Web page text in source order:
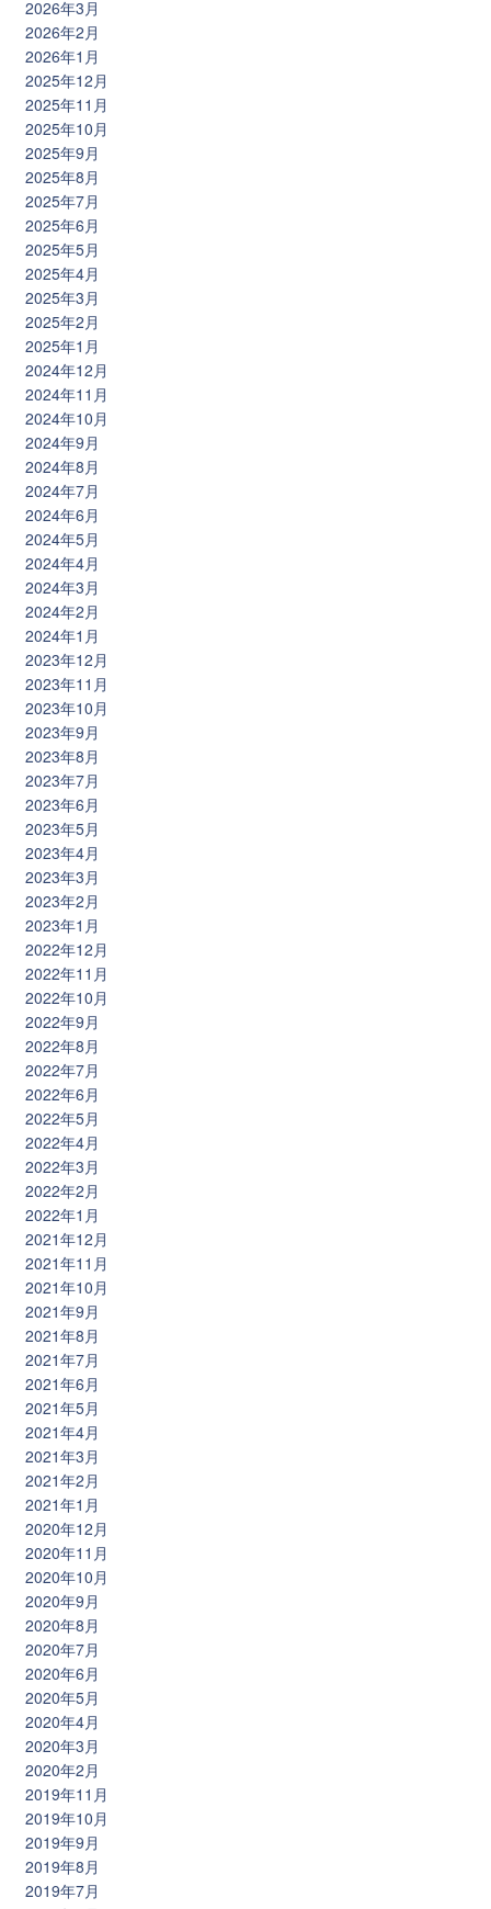
2026年3月
2026年2月
2026年1月
2025年12月
2025年11月
2025年10月
2025年9月
2025年8月
2025年7月
2025年6月
2025年5月
2025年4月
2025年3月
2025年2月
2025年1月
2024年12月
2024年11月
2024年10月
2024年9月
2024年8月
2024年7月
2024年6月
2024年5月
2024年4月
2024年3月
2024年2月
2024年1月
2023年12月
2023年11月
2023年10月
2023年9月
2023年8月
2023年7月
2023年6月
2023年5月
2023年4月
2023年3月
2023年2月
2023年1月
2022年12月
2022年11月
2022年10月
2022年9月
2022年8月
2022年7月
2022年6月
2022年5月
2022年4月
2022年3月
2022年2月
2022年1月
2021年12月
2021年11月
2021年10月
2021年9月
2021年8月
2021年7月
2021年6月
2021年5月
2021年4月
2021年3月
2021年2月
2021年1月
2020年12月
2020年11月
2020年10月
2020年9月
2020年8月
2020年7月
2020年6月
2020年5月
2020年4月
2020年3月
2020年2月
2019年11月
2019年10月
2019年9月
2019年8月
2019年7月